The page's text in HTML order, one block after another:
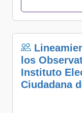
los
Instituto
Ciudadana